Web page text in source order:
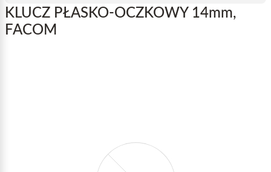
KLUCZ PŁASKO-OCZKOWY 14mm,
FACOM